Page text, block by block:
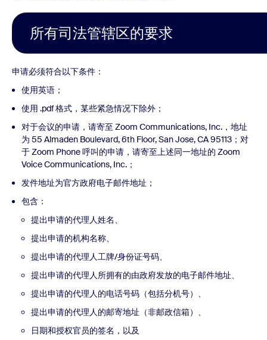
所有司法管辖区的要求
申请必须符合以下条件：
使用英语；
使用 .pdf 格式，某些紧急情况下除外；
对于会议的申请，请寄至 Zoom Communications, Inc.，地址
为 55 Almaden Boulevard, 6th Floor, San Jose, CA 95113；对
于 Zoom Phone 呼叫的申请，请寄至上述同一地址的 Zoom
Voice Communications, Inc.；
发件地址为官方政府电子邮件地址；
包含：
提出申请的代理人姓名、
提出申请的机构名称、
提出申请的代理人工牌/身份证号码、
提出申请的代理人所拥有的由政府发放的电子邮件地址、
提出申请的代理人的电话号码（包括分机号）、
提出申请的代理人的邮寄地址（非邮政信箱）、
日期和授权官员的签名，以及